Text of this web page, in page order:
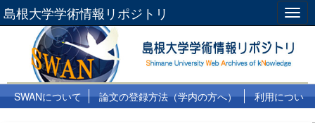
島根大学学術情報リポジトリ
SWANについて 論文の登録方法（学内の方へ）
利用につい